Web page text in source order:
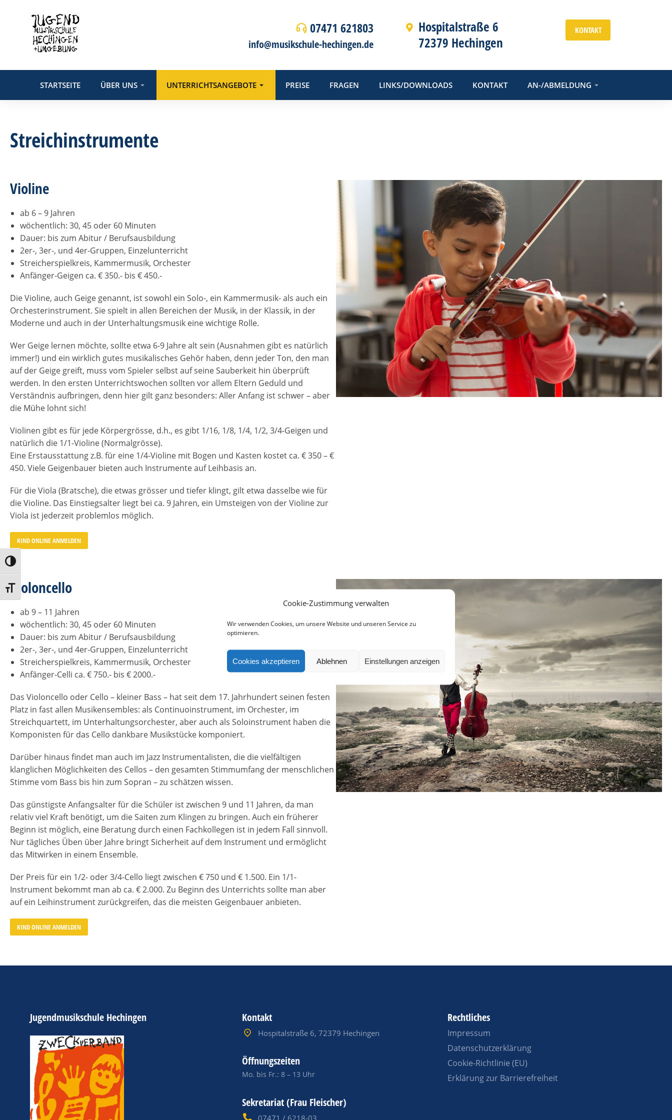
Cookie-Zustimmung verwalten
Wir verwenden Cookies, um unsere Website und unseren Service zu
optimieren.
Cookies akzeptieren Ablehnen Einstellungen anzeigen
Umschalten auf hohe Kontraste
Schrift vergrößern
07471 621803
info@musikschule-hechingen.de
Hospitalstraße 6
72379 Hechingen
KONTAKT
STARTSEITE ÜBER UNS UNTERRICHTSANGEBOTE PREISE FRAGEN LINKS/DOWNLOADS KONTAKT AN-/ABMELDUNG
Streichinstrumente
Violine
ab 6 – 9 Jahren
wöchentlich: 30, 45 oder 60 Minuten
Dauer: bis zum Abitur / Berufsausbildung
2er-, 3er-, und 4er-Gruppen, Einzelunterricht
Streicherspielkreis, Kammermusik, Orchester
Anfänger-Geigen ca. € 350.- bis € 450.-
Die Violine, auch Geige genannt, ist sowohl ein Solo-, ein Kammermusik- als auch ein
Orchesterinstrument. Sie spielt in allen Bereichen der Musik, in der Klassik, in der
Moderne und auch in der Unterhaltungsmusik eine wichtige Rolle.
Wer Geige lernen möchte, sollte etwa 6-9 Jahre alt sein (Ausnahmen gibt es natürlich
immer!) und ein wirklich gutes musikalisches Gehör haben, denn jeder Ton, den man
auf der Geige greift, muss vom Spieler selbst auf seine Sauberkeit hin überprüft
werden. In den ersten Unterrichtswochen sollten vor allem Eltern Geduld und
Verständnis aufbringen, denn hier gilt ganz besonders: Aller Anfang ist schwer – aber
die Mühe lohnt sich!
Violinen gibt es für jede Körpergrösse, d.h., es gibt 1/16, 1/8, 1/4, 1/2, 3/4-Geigen und
natürlich die 1/1-Violine (Normalgrösse).
Eine Erstausstattung z.B. für eine 1/4-Violine mit Bogen und Kasten kostet ca. € 350 – €
450. Viele Geigenbauer bieten auch Instrumente auf Leihbasis an.
Für die Viola (Bratsche), die etwas grösser und tiefer klingt, gilt etwa dasselbe wie für
die Violine. Das Einstiegsalter liegt bei ca. 9 Jahren, ein Umsteigen von der Violine zur
Viola ist jederzeit problemlos möglich.
KIND ONLINE ANMELDEN
Violoncello
ab 9 – 11 Jahren
wöchentlich: 30, 45 oder 60 Minuten
Dauer: bis zum Abitur / Berufsausbildung
2er-, 3er-, und 4er-Gruppen, Einzelunterricht
Streicherspielkreis, Kammermusik, Orchester
Anfänger-Celli ca. € 750.- bis € 2000.-
Das Violoncello oder Cello – kleiner Bass – hat seit dem 17. Jahrhundert seinen festen
Platz in fast allen Musikensembles: als Continuoinstrument, im Orchester, im
Streichquartett, im Unterhaltungsorchester, aber auch als Soloinstrument haben die
Komponisten für das Cello dankbare Musikstücke komponiert.
Darüber hinaus findet man auch im Jazz Instrumentalisten, die die vielfältigen
klanglichen Möglichkeiten des Cellos – den gesamten Stimmumfang der menschlichen
Stimme vom Bass bis hin zum Sopran – zu schätzen wissen.
Das günstigste Anfangsalter für die Schüler ist zwischen 9 und 11 Jahren, da man
relativ viel Kraft benötigt, um die Saiten zum Klingen zu bringen. Auch ein früherer
Beginn ist möglich, eine Beratung durch einen Fachkollegen ist in jedem Fall sinnvoll.
Nur tägliches Üben über Jahre bringt Sicherheit auf dem Instrument und ermöglicht
das Mitwirken in einem Ensemble.
Der Preis für ein 1/2- oder 3/4-Cello liegt zwischen € 750 und € 1.500. Ein 1/1-
Instrument bekommt man ab ca. € 2.000. Zu Beginn des Unterrichts sollte man aber
auf ein Leihinstrument zurückgreifen, das die meisten Geigenbauer anbieten.
KIND ONLINE ANMELDEN
Jugendmusikschule Hechingen Kontakt
Hospitalstraße 6, 72379 Hechingen
Öffnungszeiten
Mo. bis Fr.: 8 – 13 Uhr
Sekretariat (Frau Fleischer)
07471 / 6218-03
Rechtliches
Impressum
Datenschutzerklärung
Cookie-Richtlinie (EU)
Erklärung zur Barrierefreiheit